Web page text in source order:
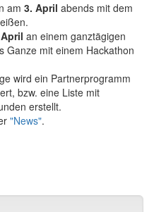
am 3. April abends mit dem
an einem ganztägigen
Ganze mit einem Hackathon
wird ein Partnerprogramm
bzw. eine Liste mit
erstellt.
"News".